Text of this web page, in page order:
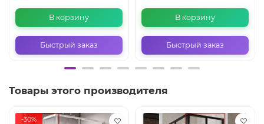
В корзину
Быстрый заказ
В корзину
Быстрый заказ
Товары этого производителя
-30%